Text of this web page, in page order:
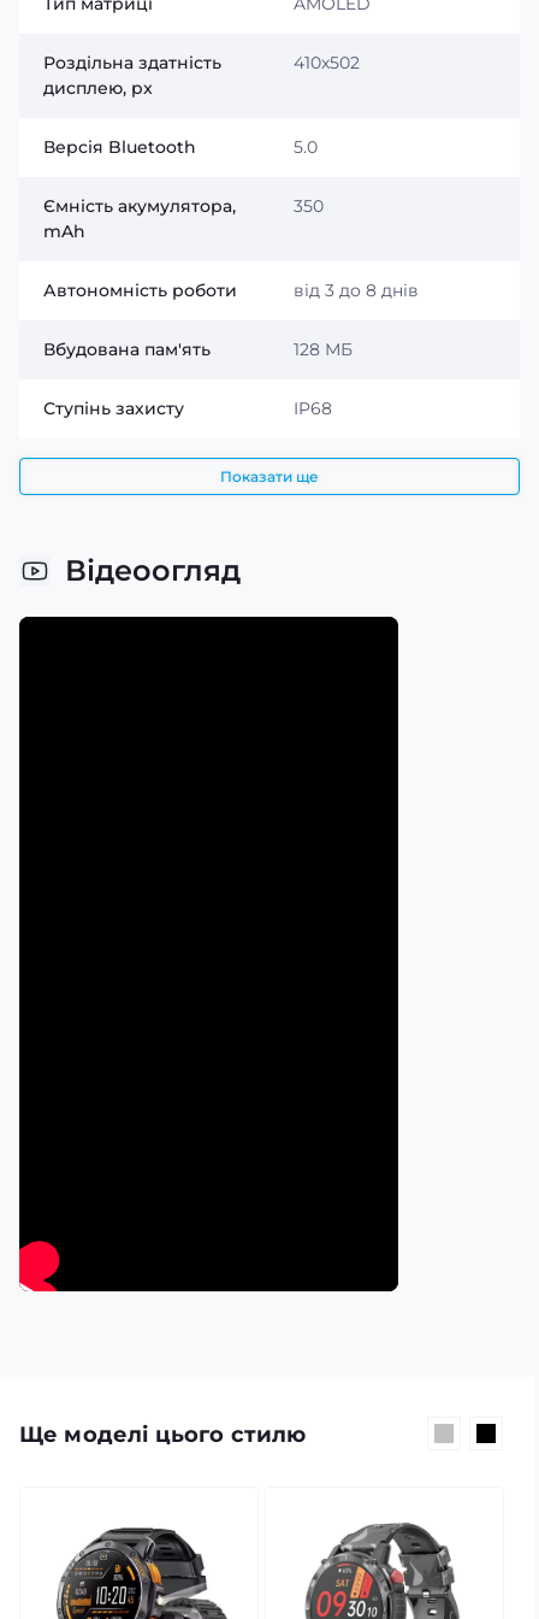
Bluetooth, відкриваючи доступ до повідомлень про
месенджерів. Це дозволяє завжди залишатися на
зв'язку та швидко реагувати на важливі події без
Роздільна здатність
дисплею, px
410x502
Версія Bluetooth 5.0
Ємність акумулятора,
mAh
350
Автономність роботи від 3 до 8 днів
Вбудована пам'ять 128 МБ
Ступінь захисту IP68
Показати ще
Відеоогляд
Ще моделі цього стилю